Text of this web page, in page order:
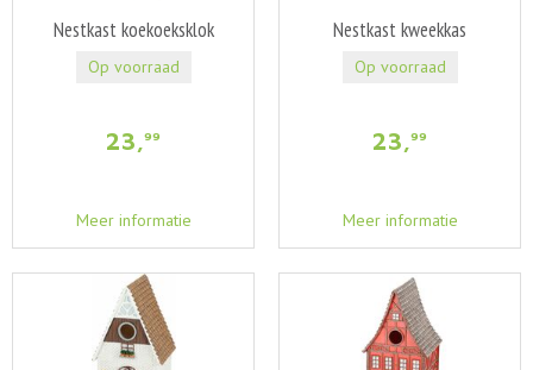
Nestkast koekoeksklok
23,99
Meer informatie
Op voorraad
Nestkast kweekkas
23,99
Meer informatie
Op voorraad